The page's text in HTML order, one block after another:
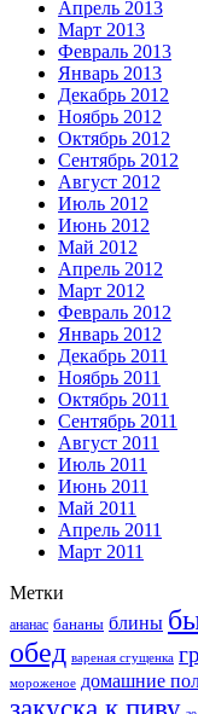
Апрель 2013
Март 2013
Февраль 2013
Январь 2013
Декабрь 2012
Ноябрь 2012
Октябрь 2012
Сентябрь 2012
Август 2012
Июль 2012
Июнь 2012
Май 2012
Апрель 2012
Март 2012
Февраль 2012
Январь 2012
Декабрь 2011
Ноябрь 2011
Октябрь 2011
Сентябрь 2011
Август 2011
Июль 2011
Июнь 2011
Май 2011
Апрель 2011
Март 2011
Метки
ананас бананы блины
обед вареная сгущенка
мороженое домашние